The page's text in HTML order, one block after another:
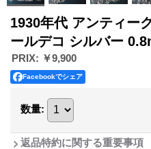
1930年代 アンティー
ールデコ シルバー
PRIX: ￥9,900
Facebookでシェア
数量:
返品特約に関する重要事項